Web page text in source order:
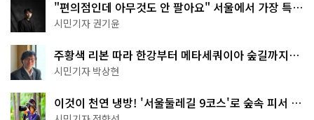
"편의점인데 아무것도 안 팔아요" 서울에서 가장 특별
한 편의점의 정체
시민기자 권기윤
주황색 리본 따라 한강부터 메타세쿼이아 숲길까지…
서울둘레길 15코스
시민기자 박상현
이것이 천연 냉방! '서울둘레길 9코스'로 숲속 피서 떠
나볼까